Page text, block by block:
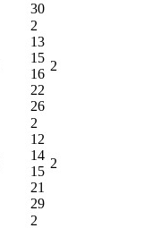
30
2
13
15
16
22
26
2
2
12
14
15
21
29
2
2